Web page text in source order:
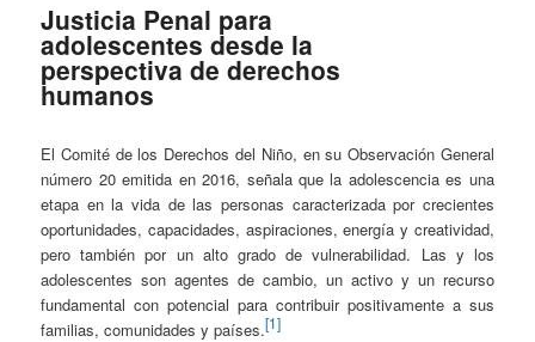
Justicia Penal para
adolescentes desde la
perspectiva de derechos
humanos
El Comité de los Derechos del Niño, en su Observación General
número 20 emitida en 2016, señala que la adolescencia es una
etapa en la vida de las personas caracterizada por crecientes
oportunidades, capacidades, aspiraciones, energía y creatividad,
pero también por un alto grado de vulnerabilidad. Las y los
adolescentes son agentes de cambio, un activo y un recurso
fundamental con potencial para contribuir positivamente a sus
familias, comunidades y países.[1]